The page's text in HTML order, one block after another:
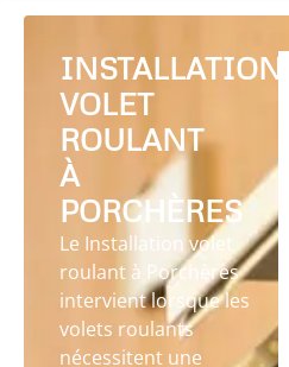
INSTALLATION
VOLET
ROULANT
À
PORCHÈRES
Le Installation volet
roulant à Porchères
intervient lorsque les
volets roulants
nécessitent une